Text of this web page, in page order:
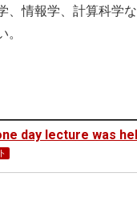
、情報学、計算科学
day lecture was